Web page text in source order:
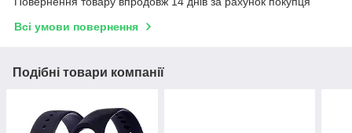
Всі умови повернення
Подібні товари компанії